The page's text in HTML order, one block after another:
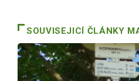
SOUVISEJICÍ ČLÁNKY